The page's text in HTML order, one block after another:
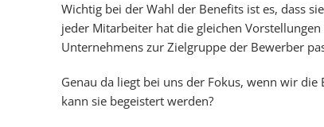
Wichtig bei der Wahl der Benefits ist es, dass
jeder Mitarbeiter hat die gleichen
Unternehmens zur Zielgruppe der Bewerber
Genau da liegt bei uns der Fokus, wenn wir
kann sie begeistert werden?